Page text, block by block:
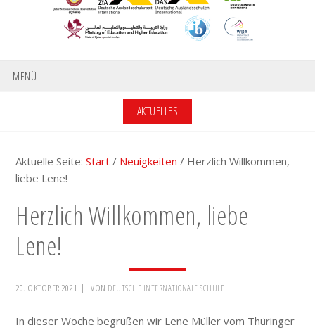
MENÜ
AKTUELLES
Aktuelle Seite:Start / Neuigkeiten / Herzlich Willkommen,
liebe Lene!
Herzlich Willkommen, liebe
Lene!
20. OKTOBER 2021 VON DEUTSCHE INTERNATIONALE SCHULE
In dieser Woche begrüßen wir Lene Müller vom Thüringer